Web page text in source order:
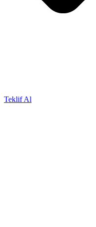
Teklif Al